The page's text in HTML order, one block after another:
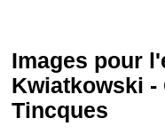
Images pour
Kwiatkowski -
Tincques